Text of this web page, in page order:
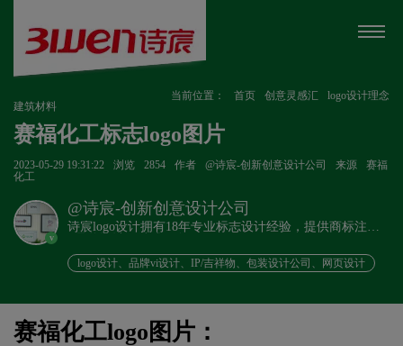
当前位置： 首页 创意灵感汇
logo设计理念
建筑材料
赛福化工标志logo图片
2023-05-29 19:31:22 浏览 2854 作者 @诗宸-创新创意设计公司 来源
赛福
化工
v
@诗宸-创新创意设计公司
诗宸logo设计拥有18年专业标志设计经验，提供商标注册
logo设计、品牌vi设计、IP/吉祥物、包装设计公司、网页设计
赛福化工logo图片：